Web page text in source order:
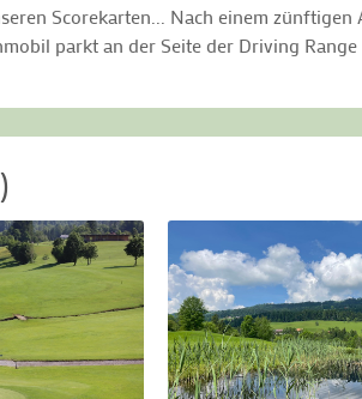
Scorekarten... Nach einem
parkt an der Seite der Driving